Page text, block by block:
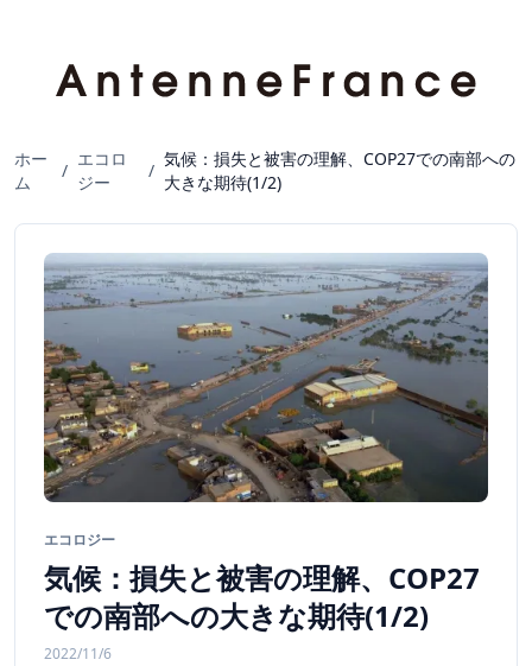
ホー
ム
/
エコロ
ジー
/
気候：損失と被害の理解、COP27での南部への
大きな期待(1/2)
エコロジー
気候：損失と被害の理解、COP27
での南部への大きな期待(1/2)
2022/11/6